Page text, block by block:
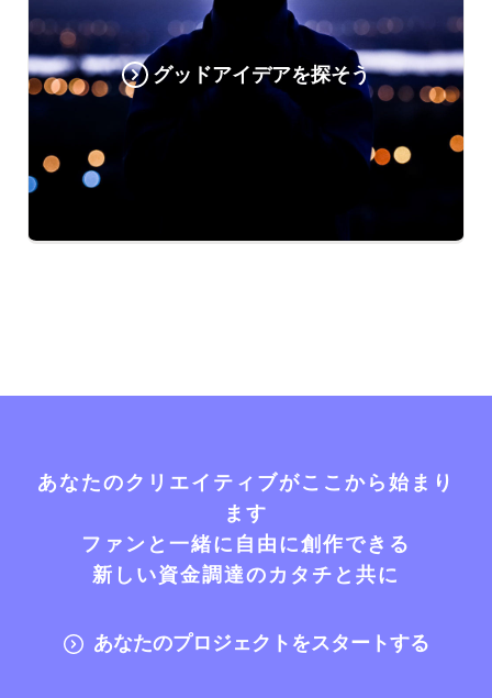
グッドアイデアを探そう
あなたのクリエイティブがここから始まり
ます
ファンと一緒に自由に創作できる
新しい資金調達のカタチと共に
あなたのプロジェクトをスタートする